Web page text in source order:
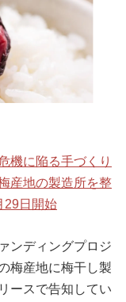
機に陥る手づくり
産地の製造所を整
29日開始
ンディングプロジ
梅産地に梅干し製
ースで告知してい